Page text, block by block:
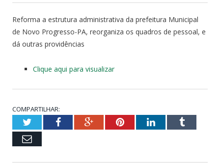
Reforma a estrutura administrativa da prefeitura Municipal
de Novo Progresso-PA, reorganiza os quadros de pessoal, e
dá outras providências
Clique aqui para visualizar
COMPARTILHAR:
TwitterFacebookGoogle+PinterestLinkedInTumblr
Email